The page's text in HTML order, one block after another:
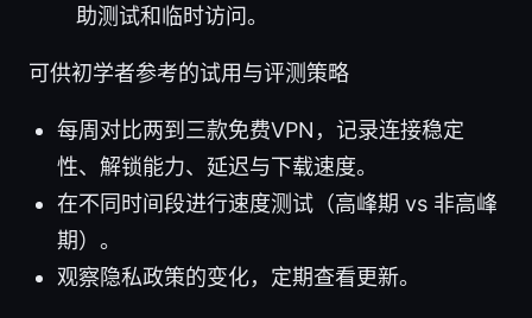
助测试和临时访问。
可供初学者参考的试用与评测策略
每周对比两到三款免费VPN，记录连接稳定
性、解锁能力、延迟与下载速度。
在不同时间段进行速度测试（高峰期 vs 非高峰
期）。
观察隐私政策的变化，定期查看更新。